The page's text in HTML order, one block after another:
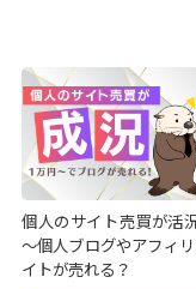
個人のサイト売買が活
～個人ブログやアフィ
イトが売れる？